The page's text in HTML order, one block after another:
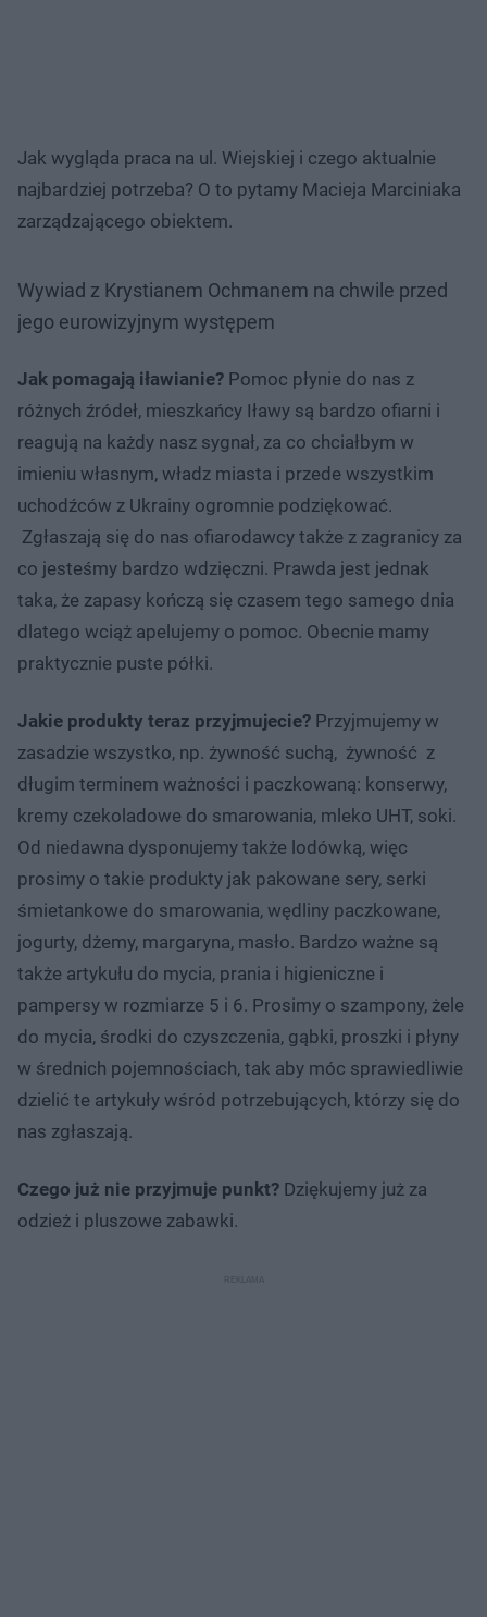
Jak wygląda praca na ul. Wiejskiej i czego aktualnie
najbardziej potrzeba? O to pytamy Macieja Marciniaka
zarządzającego obiektem.
Wywiad z Krystianem Ochmanem na chwile przed
jego eurowizyjnym występem
Jak pomagają iławianie? Pomoc płynie do nas z
różnych źródeł, mieszkańcy Iławy są bardzo ofiarni i
reagują na każdy nasz sygnał, za co chciałbym w
imieniu własnym, władz miasta i przede wszystkim
uchodźców z Ukrainy ogromnie podziękować.
Zgłaszają się do nas ofiarodawcy także z zagranicy za
co jesteśmy bardzo wdzięczni. Prawda jest jednak
taka, że zapasy kończą się czasem tego samego dnia
dlatego wciąż apelujemy o pomoc. Obecnie mamy
praktycznie puste półki.
Jakie produkty teraz przyjmujecie? Przyjmujemy w
zasadzie wszystko, np. żywność suchą, żywność z
długim terminem ważności i paczkowaną: konserwy,
kremy czekoladowe do smarowania, mleko UHT, soki.
Od niedawna dysponujemy także lodówką, więc
prosimy o takie produkty jak pakowane sery, serki
śmietankowe do smarowania, wędliny paczkowane,
jogurty, dżemy, margaryna, masło. Bardzo ważne są
także artykułu do mycia, prania i higieniczne i
pampersy w rozmiarze 5 i 6. Prosimy o szampony, żele
do mycia, środki do czyszczenia, gąbki, proszki i płyny
w średnich pojemnościach, tak aby móc sprawiedliwie
dzielić te artykuły wśród potrzebujących, którzy się do
nas zgłaszają.
Czego już nie przyjmuje punkt? Dziękujemy już za
odzież i pluszowe zabawki.